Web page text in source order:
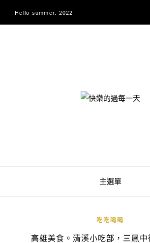
Hello summer. 2022
快樂的過
主選單
吃吃喝喝
高雄美食。清溪小吃部，三鳳中